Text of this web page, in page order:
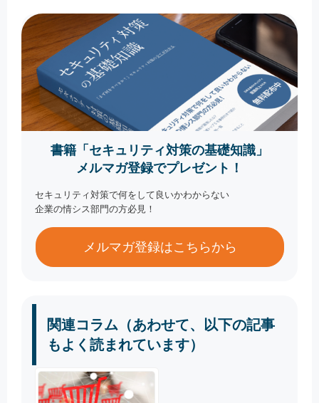
書籍「セキュリティ対策の基礎知識」
メルマガ登録でプレゼント！
セキュリティ対策で何をして良いかわからない
企業の情シス部門の方必見！
メルマガ登録はこちらから
関連コラム（あわせて、以下の記事
もよく読まれています）